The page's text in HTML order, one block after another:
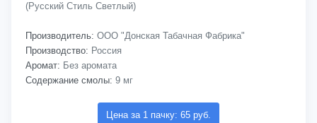
(Русский Стиль Светлый)
Производитель: ООО "Донская Табачная Фабрика"
Производство: Россия
Аромат: Без аромата
Содержание смолы: 9 мг
Цена за 1 пачку: 65 руб.